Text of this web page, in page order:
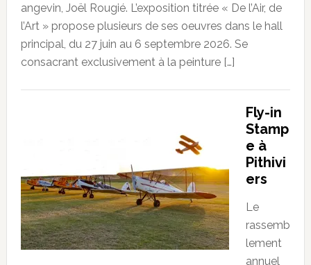
angevin, Joël Rougié. L’exposition titrée « De l’Air, de
l’Art » propose plusieurs de ses oeuvres dans le hall
principal, du 27 juin au 6 septembre 2026. Se
consacrant exclusivement à la peinture […]
Fly-in
Stamp
e à
Pithivi
ers
Le
rassemb
lement
annuel